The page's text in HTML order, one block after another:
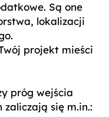
Są one
lokalizacji
projekt mieści
próg wejścia
się m.in.: